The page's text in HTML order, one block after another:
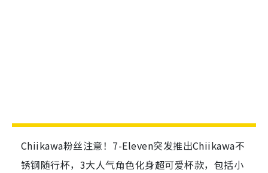
Chiikawa粉丝注意！7-Eleven突发推出Chiikawa不
锈钢随行杯，3大人气角色化身超可爱杯款，包括小